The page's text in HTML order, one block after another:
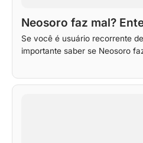
Neosoro faz mal?
Se você é usuário recorrente
importante saber se Neosoro